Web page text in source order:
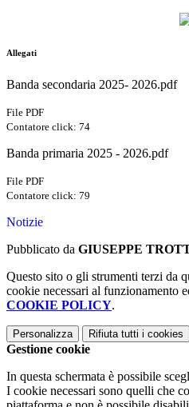
Allegati
Banda secondaria 2025- 2026.pdf
File PDF
Contatore click: 74
Banda primaria 2025 - 2026.pdf
File PDF
Contatore click: 79
Notizie
Pubblicato da GIUSEPPE
Questo sito o gli strumenti terzi da
cookie necessari al funzionamento
COOKIE POLICY.
Personalizza Rifiuta tutti i cookies
Gestione cookie
In questa schermata è possibile
I cookie necessari sono quelli che